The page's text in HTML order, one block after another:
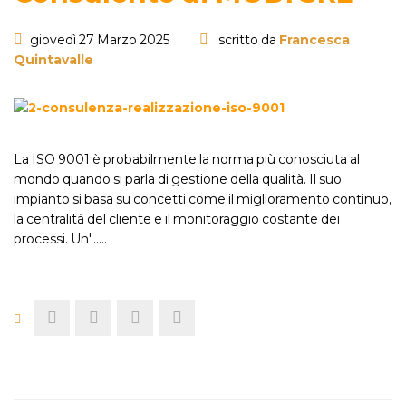
giovedì 27 Marzo 2025 scritto da Francesca
Quintavalle
La ISO 9001 è probabilmente la norma più conosciuta al
mondo quando si parla di gestione della qualità. Il suo
impianto si basa su concetti come il miglioramento continuo,
la centralità del cliente e il monitoraggio costante dei
processi. Un'...…